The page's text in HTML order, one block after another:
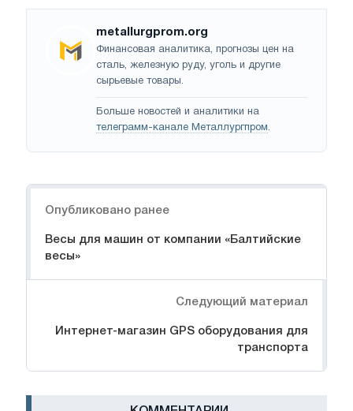
metallurgprom.org
Финансовая аналитика, прогнозы цен на
сталь, железную руду, уголь и другие
сырьевые товары.
Больше новостей и аналитики на
телеграмм-канале Металлургпром.
Опубликовано ранее
Весы для машин от компании «Балтийские
весы»
Следующий материал
Интернет-магазин GPS оборудования для
транспорта